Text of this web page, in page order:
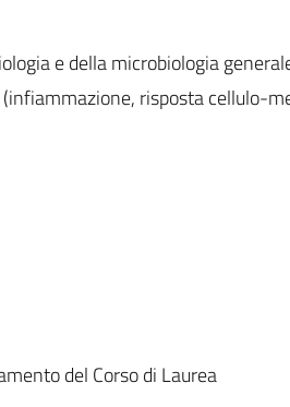
e della microbiologia
risposta cellulo-
del Corso di Laurea